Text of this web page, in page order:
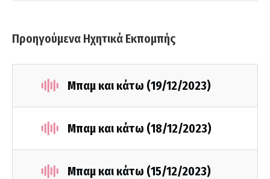
Προηγούμενα Ηχητικά Εκπομπής
Μπαμ και κάτω (19/12/2023)
Μπαμ και κάτω (18/12/2023)
Μπαμ και κάτω (15/12/2023)